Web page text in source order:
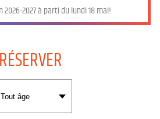
2027 à parti du lundi 18 mai!
RÉSERVER